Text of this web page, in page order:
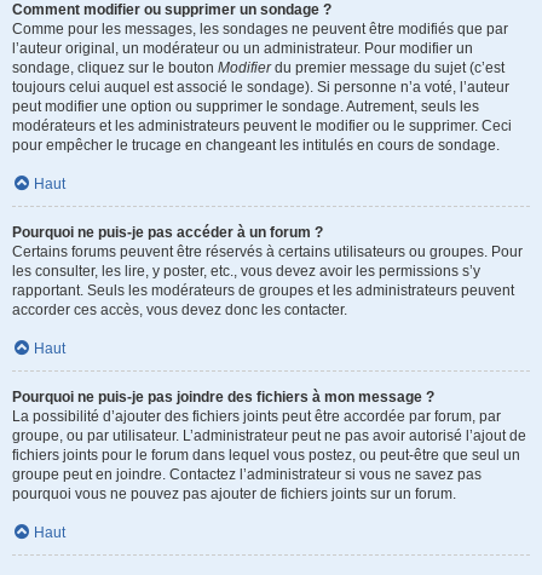
Comment modifier ou supprimer un sondage ?
Comme pour les messages, les sondages ne peuvent être modifiés que par
l’auteur original, un modérateur ou un administrateur. Pour modifier un
sondage, cliquez sur le bouton Modifierdu premier message du sujet (c’est
toujours celui auquel est associé le sondage). Si personne n’a voté, l’auteur
peut modifier une option ou supprimer le sondage. Autrement, seuls les
modérateurs et les administrateurs peuvent le modifier ou le supprimer. Ceci
pour empêcher le trucage en changeant les intitulés en cours de sondage.
Haut
Pourquoi ne puis-je pas accéder à un forum ?
Certains forums peuvent être réservés à certains utilisateurs ou groupes. Pour
les consulter, les lire, y poster, etc., vous devez avoir les permissions s’y
rapportant. Seuls les modérateurs de groupes et les administrateurs peuvent
accorder ces accès, vous devez donc les contacter.
Haut
Pourquoi ne puis-je pas joindre des fichiers à mon message ?
La possibilité d’ajouter des fichiers joints peut être accordée par forum, par
groupe, ou par utilisateur. L’administrateur peut ne pas avoir autorisé l’ajout de
fichiers joints pour le forum dans lequel vous postez, ou peut-être que seul un
groupe peut en joindre. Contactez l’administrateur si vous ne savez pas
pourquoi vous ne pouvez pas ajouter de fichiers joints sur un forum.
Haut